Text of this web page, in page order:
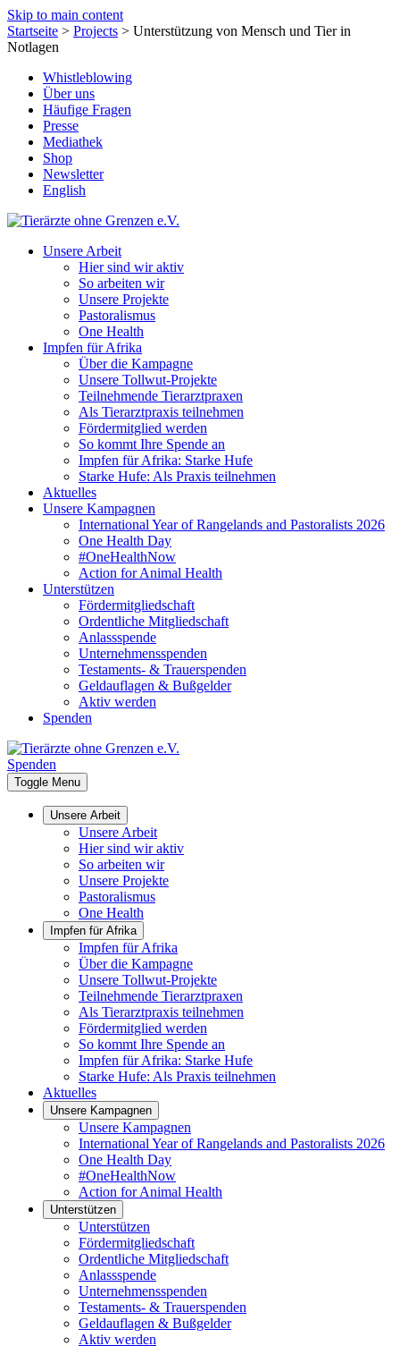
Skip to main content
Startseite > Projects > Unterstützung von Mensch und Tier in
Notlagen
Whistleblowing
Über uns
Häufige Fragen
Presse
Mediathek
Shop
Newsletter
English
Unsere Arbeit
Hier sind wir aktiv
So arbeiten wir
Unsere Projekte
Pastoralismus
One Health
Impfen für Afrika
Über die Kampagne
Unsere Tollwut-Projekte
Teilnehmende Tierarztpraxen
Als Tierarztpraxis teilnehmen
Fördermitglied werden
So kommt Ihre Spende an
Impfen für Afrika: Starke Hufe
Starke Hufe: Als Praxis teilnehmen
Aktuelles
Unsere Kampagnen
International Year of Rangelands and Pastoralists 2026
One Health Day
#OneHealthNow
Action for Animal Health
Unterstützen
Fördermitgliedschaft
Ordentliche Mitgliedschaft
Anlassspende
Unternehmensspenden
Testaments- & Trauerspenden
Geldauflagen & Bußgelder
Aktiv werden
Spenden
Spenden
Toggle Menu
Unsere Arbeit
Unsere Arbeit
Hier sind wir aktiv
So arbeiten wir
Unsere Projekte
Pastoralismus
One Health
Impfen für Afrika
Impfen für Afrika
Über die Kampagne
Unsere Tollwut-Projekte
Teilnehmende Tierarztpraxen
Als Tierarztpraxis teilnehmen
Fördermitglied werden
So kommt Ihre Spende an
Impfen für Afrika: Starke Hufe
Starke Hufe: Als Praxis teilnehmen
Aktuelles
Unsere Kampagnen
Unsere Kampagnen
International Year of Rangelands and Pastoralists 2026
One Health Day
#OneHealthNow
Action for Animal Health
Unterstützen
Unterstützen
Fördermitgliedschaft
Ordentliche Mitgliedschaft
Anlassspende
Unternehmensspenden
Testaments- & Trauerspenden
Geldauflagen & Bußgelder
Aktiv werden